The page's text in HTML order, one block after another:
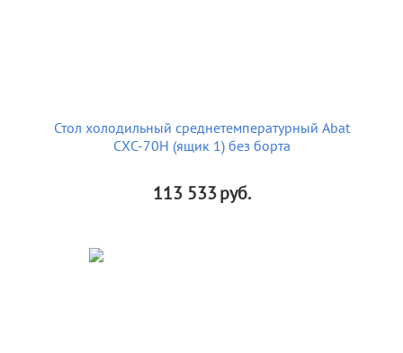
Стол холодильный среднетемпературный Abat
СХС-70Н (ящик 1) без борта
113 533руб.